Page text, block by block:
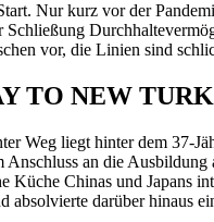
Nur kurz vor der
Schließung
vor, die Linien sind
TO NEW
Weg liegt hinter dem 37-
Anschluss an die Ausbildung
Küche Chinas und Japans
absolvierte darüber hinaus